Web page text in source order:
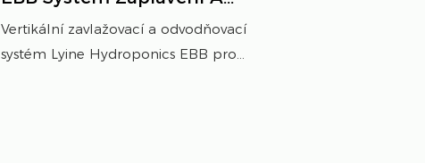
Odvodnění Pro Listovou
Greeny
Vertikální zavlažovací a odvodňovací
systém Lyine Hydroponics EBB pro